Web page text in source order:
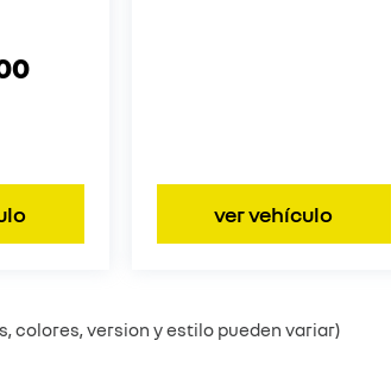
ver vehículo
colores, version y estilo pueden variar)